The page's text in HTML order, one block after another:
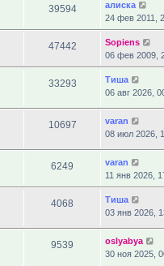
39594
алиска
24 фев 2011,
47442
Sopiens
06 фев 2009,
33293
Тиша
06 авг 2026,
10697
varan
08 июл 2026,
6249
varan
11 янв 2026,
4068
Тиша
03 янв 2026,
9539
oslyabya
30 ноя 2025,